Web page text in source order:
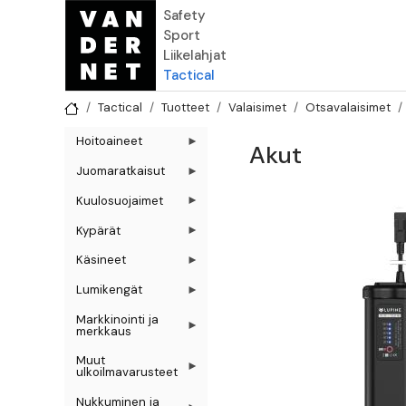
Hyppää pääsisältöön
Safety
Sport
Liikelahjat
Tactical
Tactical Tuotteet Valaisimet Otsavalaisimet
Akut
Hoitoaineet
Juomaratkaisut
Kuulosuojaimet
Kypärät
Käsineet
Lumikengät
Markkinointi ja
merkkaus
Muut
ulkoilmavarusteet
Nukkuminen ja